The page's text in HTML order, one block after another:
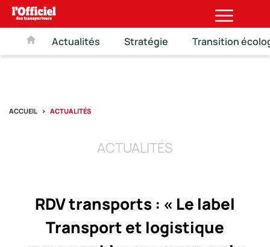
Actualités Stratégie Transition
ACCUEIL ACTUALITÉS
ACTUALITÉS
RDV transports : « Le label
Transport et logistique